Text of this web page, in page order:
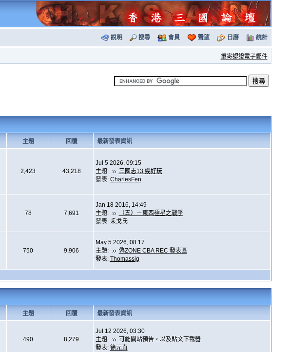
說明 搜尋 會員 聲望 日曆 統計
重寄認證電子郵件
主題 回覆 最新發表資訊
2,423 43,218
Jul 5 2026, 09:15
主題:
三國志13 幾好玩
發表: CharlesFen
78 7,691
Jan 18 2016, 14:49
主題:
（五）－東西極星之戰爭
發表: 耒戈氏
750 9,906
May 5 2026, 08:17
主題:
偽ZONE CBA REC 發表區
發表: Thomassig
主題 回覆 最新發表資訊
490 8,279
Jul 12 2026, 03:30
主題:
可能關站預告，以及貼文下載器
發表: 徐元直